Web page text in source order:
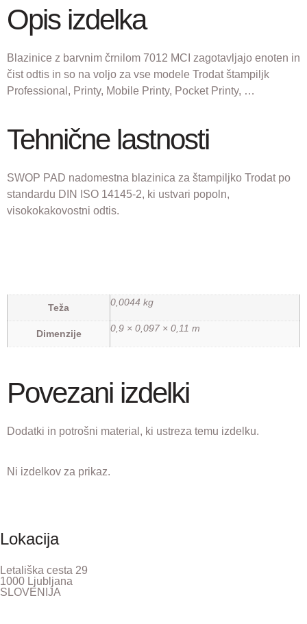
Opis izdelka
Blazinice z barvnim črnilom 7012 MCI zagotavljajo enoten in
čist odtis in so na voljo za vse modele Trodat štampiljk
Professional, Printy, Mobile Printy, Pocket Printy, …
Tehnične lastnosti
SWOP PAD nadomestna blazinica za štampiljko Trodat po
standardu DIN ISO 14145-2, ki ustvari popoln,
visokokakovostni odtis.
Teža 0,0044 kg
Dimenzije 0,9 × 0,097 × 0,11 m
Povezani izdelki
Dodatki in potrošni material, ki ustreza temu izdelku.
Ni izdelkov za prikaz.
Lokacija
Letališka cesta 29
1000 Ljubljana
SLOVENIJA